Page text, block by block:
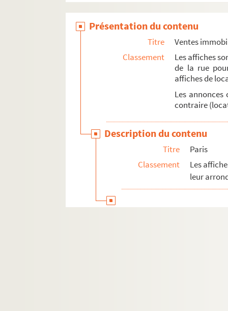
Présentation du contenu
Titre
Ventes
Classement
Les affiches
de la rue
affiches de
Les
contraire
Description du contenu
Titre
Paris
Classement
Les
leur